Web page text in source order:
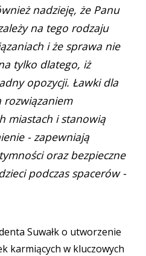
nadzieję, że Panu
na tego rodzaju
i że sprawa nie
tylko dlatego, iż
opozycji. Ławki dla
rozwiązaniem
miastach i stanowią
- zapewniają
oraz bezpieczne
podczas spacerów -
Suwałk o utworzenie
karmiących w kluczowych